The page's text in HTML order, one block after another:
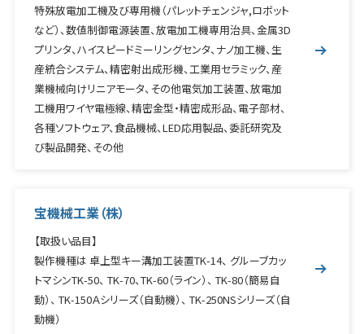
特殊放電加工機及び専用機（パレットチェンジャ,ロボット
など）、数値制御電源装置、放電加工機専用治具、金属3D
プリンタ、ハイスピードミーリングセンタ、ナノ加工機、生
産統合システム、精密射出成形機、工業用セラミック、産
業機械向けリニアモータ、その他電気加工装置、放電加
工機用ワイヤ電極線、精密金型・精密成形品、電子部材、
各種ソフトウェア、食品機械、LED応用製品、委託研究及
び製品開発、その他
宝機械工業（株）
【取扱い品目】
製作機種は 卓上型キー溝加工装置TK-14、 グルーブカッ
トマシンTK-50、 TK-70、TK-60（ライン）、 TK-80（簡易自
動）、 TK-150Ａシリーズ（自動機）、 TK-250NSシリーズ（自
動機）